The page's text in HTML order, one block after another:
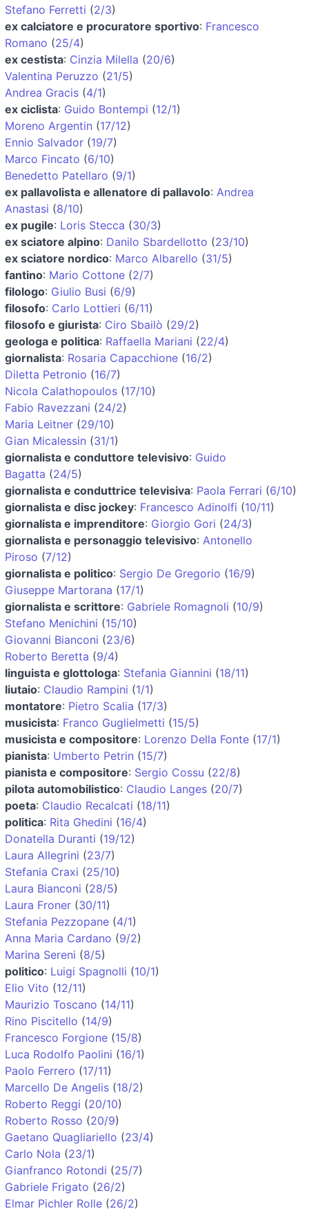
Stefano Ferretti (2/3)
ex calciatore e procuratore sportivo: Francesco
Romano (25/4)
ex cestista: Cinzia Milella (20/6)
Valentina Peruzzo (21/5)
Andrea Gracis (4/1)
ex ciclista: Guido Bontempi (12/1)
Moreno Argentin (17/12)
Ennio Salvador (19/7)
Marco Fincato (6/10)
Benedetto Patellaro (9/1)
ex pallavolista e allenatore di pallavolo: Andrea
Anastasi (8/10)
ex pugile: Loris Stecca (30/3)
ex sciatore alpino: Danilo Sbardellotto (23/10)
ex sciatore nordico: Marco Albarello (31/5)
fantino: Mario Cottone (2/7)
filologo: Giulio Busi (6/9)
filosofo: Carlo Lottieri (6/11)
filosofo e giurista: Ciro Sbailò (29/2)
geologa e politica: Raffaella Mariani (22/4)
giornalista: Rosaria Capacchione (16/2)
Diletta Petronio (16/7)
Nicola Calathopoulos (17/10)
Fabio Ravezzani (24/2)
Maria Leitner (29/10)
Gian Micalessin (31/1)
giornalista e conduttore televisivo: Guido
Bagatta (24/5)
giornalista e conduttrice televisiva: Paola Ferrari (6/10)
giornalista e disc jockey: Francesco Adinolfi (10/11)
giornalista e imprenditore: Giorgio Gori (24/3)
giornalista e personaggio televisivo: Antonello
Piroso (7/12)
giornalista e politico: Sergio De Gregorio (16/9)
Giuseppe Martorana (17/1)
giornalista e scrittore: Gabriele Romagnoli (10/9)
Stefano Menichini (15/10)
Giovanni Bianconi (23/6)
Roberto Beretta (9/4)
linguista e glottologa: Stefania Giannini (18/11)
liutaio: Claudio Rampini (1/1)
montatore: Pietro Scalia (17/3)
musicista: Franco Guglielmetti (15/5)
musicista e compositore: Lorenzo Della Fonte (17/1)
pianista: Umberto Petrin (15/7)
pianista e compositore: Sergio Cossu (22/8)
pilota automobilistico: Claudio Langes (20/7)
poeta: Claudio Recalcati (18/11)
politica: Rita Ghedini (16/4)
Donatella Duranti (19/12)
Laura Allegrini (23/7)
Stefania Craxi (25/10)
Laura Bianconi (28/5)
Laura Froner (30/11)
Stefania Pezzopane (4/1)
Anna Maria Cardano (9/2)
Marina Sereni (8/5)
politico: Luigi Spagnolli (10/1)
Elio Vito (12/11)
Maurizio Toscano (14/11)
Rino Piscitello (14/9)
Francesco Forgione (15/8)
Luca Rodolfo Paolini (16/1)
Paolo Ferrero (17/11)
Marcello De Angelis (18/2)
Roberto Reggi (20/10)
Roberto Rosso (20/9)
Gaetano Quagliariello (23/4)
Carlo Nola (23/1)
Gianfranco Rotondi (25/7)
Gabriele Frigato (26/2)
Elmar Pichler Rolle (26/2)